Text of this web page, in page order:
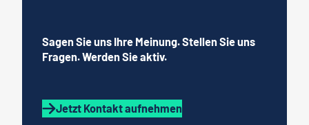
Sagen Sie uns Ihre Meinung. Stellen Sie uns
Fragen. Werden Sie aktiv.
Jetzt Kontakt aufnehmen